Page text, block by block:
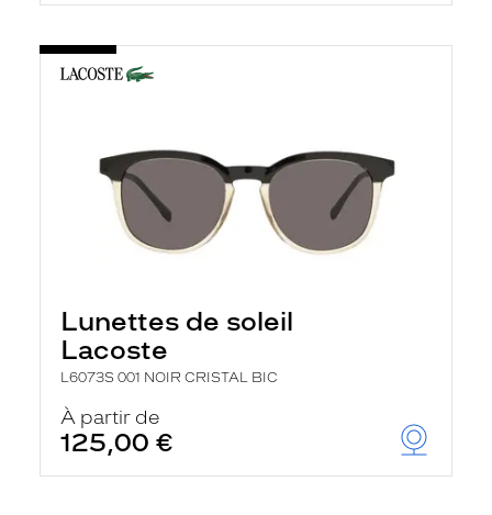
Lunettes de soleil
Lacoste
L6073S 001 NOIR CRISTAL BIC
À partir de
125,00 €